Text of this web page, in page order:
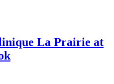
La Prairie at